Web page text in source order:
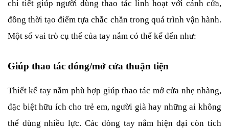
chi tiết giúp người dùng thao tác linh hoạt với cánh cửa,
đồng thời tạo điểm tựa chắc chắn trong quá trình vận hành.
Một số vai trò cụ thể của tay nắm có thể kể đến như:
Giúp thao tác đóng/mở cửa thuận tiện
Thiết kế tay nắm phù hợp giúp thao tác mở cửa nhẹ nhàng,
đặc biệt hữu ích cho trẻ em, người già hay những ai không
thể dùng nhiều lực. Các dòng tay nắm hiện đại còn tích